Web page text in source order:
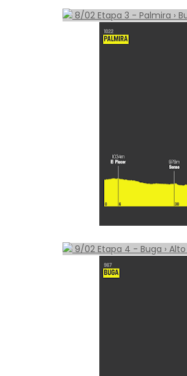
8/02 Etapa 3 - Palmira ›
9/02 Etapa 4 - Buga ›